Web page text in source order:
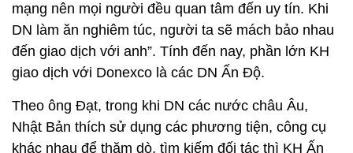
mạng nên mọi người đều quan tâm đến uy tín. Khi
DN làm ăn nghiêm túc, người ta sẽ mách bảo nhau
đến giao dịch với anh”. Tính đến nay, phần lớn KH
giao dịch với Donexco là các DN Ấn Độ.
Theo ông Đạt, trong khi DN các nước châu Âu,
Nhật Bản thích sử dụng các phương tiện, công cụ
khác nhau để thăm dò, tìm kiếm đối tác thì KH Ấn